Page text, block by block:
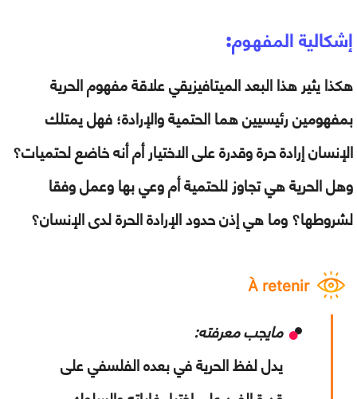
إشكالية المفهوم:
هكذا يثير هذا البعد الميتافيزيقي علاقة مفهوم الحرية
بمفهومين رئيسيين هما الحتمية والإرادة؛ فهل يمتلك
الإنسان إرادة حرة وقدرة على الاختيار أم أنه خاضع لحتميات؟
وهل الحرية هي تجاوز للحتمية أم وعي بها وعمل وفقا
لشروطها؟ وما هي إذن حدود الإرادة الحرة لدى الإنسان؟
À retenir
مايجب معرفته:
يدل لفظ الحرية في بعده الفلسفي على